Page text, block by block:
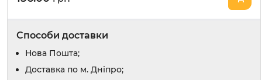
Відлякувачі та засоби від погризів
Засоби для привчання
Доглядова косметика
Способи доставки
Нова Пошта;
Доставка по м. Дніпро;